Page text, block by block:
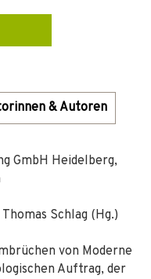
& Autoren
GmbH Heidelberg,
Schlag (Hg.)
von Moderne
Auftrag, der